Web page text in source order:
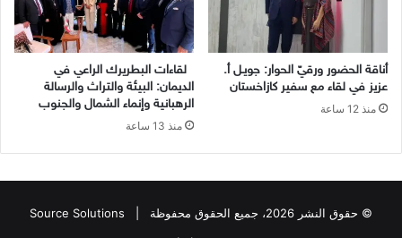
أناقة الحضور ورقيّ الحوار: جويـل أ.
عزيز في لقاء مع سفير كازاخستان
منذ 12 ساعة
لقاءات البطريرك الراعي في
الديمان: البيئة والتراث والرسالة
الرهبانية وإنماء الشمال والجنوب
منذ 13 ساعة
© حقوق النشر 2026، جميع الحقوق محفوظة |
Source Solutions